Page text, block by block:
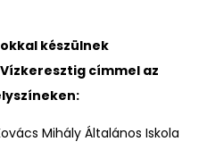
készülnek
címmel az
Mihály Általános Iskola